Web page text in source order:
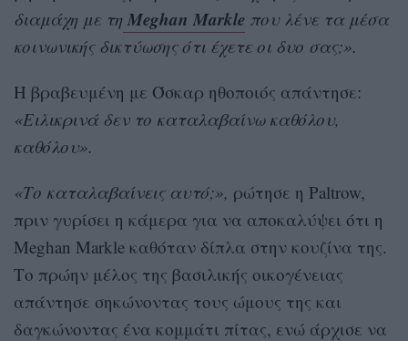
διαμάχη με τη Meghan Markle που λένε τα μέσα
κοινωνικής δικτύωσης ότι έχετε οι δυο σας;».
Η βραβευμένη με Όσκαρ ηθοποιός απάντησε:
«Ειλικρινά δεν το καταλαβαίνω καθόλου,
καθόλου».
«Το καταλαβαίνεις αυτό;», ρώτησε η Paltrow,
πριν γυρίσει η κάμερα για να αποκαλύψει ότι η
Meghan Markle καθόταν δίπλα στην κουζίνα της.
Το πρώην μέλος της βασιλικής οικογένειας
απάντησε σηκώνοντας τους ώμους της και
δαγκώνοντας ένα κομμάτι πίτας, ενώ άρχισε να